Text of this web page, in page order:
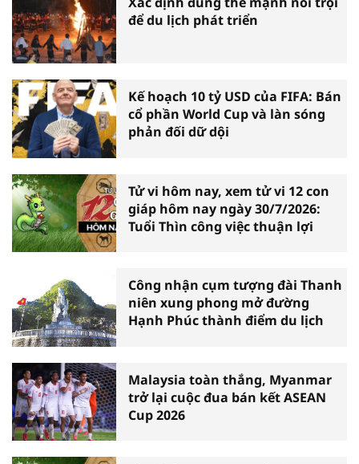
để du lịch phát triển
Kế hoạch 10 tỷ USD của FIFA: Bán
cổ phần World Cup và làn sóng
phản đối dữ dội
Tử vi hôm nay, xem tử vi 12 con
giáp hôm nay ngày 30/7/2026:
Tuổi Thìn công việc thuận lợi
Công nhận cụm tượng đài Thanh
niên xung phong mở đường
Hạnh Phúc thành điểm du lịch
Malaysia toàn thắng, Myanmar
trở lại cuộc đua bán kết ASEAN
Cup 2026